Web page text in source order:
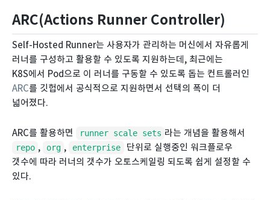
ARC(Actions Runner Controller)
Self-Hosted Runner는 사용자가 관리하는 머신에서 자유롭게
러너를 구성하고 활용할 수 있도록 지원하는데, 최근에는
K8S에서 Pod으로 이 러너를 구동할 수 있도록 돕는 컨트롤러인
ARC를 깃헙에서 공식적으로 지원하면서 선택의 폭이 더
넓어졌다.
ARC를 활용하면 runner scale sets 라는 개념을 활용해서
repo , org , enterprise
단위로 실행중인 워크플로우
갯수에 따라 러너의 갯수가 오토스케일링 되도록 쉽게 설정할 수
있다.